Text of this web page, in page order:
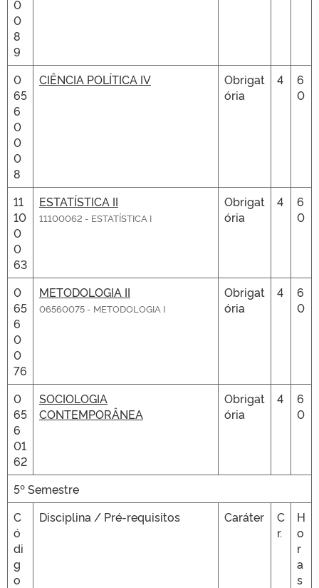
0
0
8
9
0
65
6
0
0
0
8
CIÊNCIA POLÍTICA IV
Obrigat
ória
4
6
0
11
10
0
0
63
ESTATÍSTICA II
11100062 - ESTATÍSTICA I
Obrigat
ória
4
6
0
0
65
6
0
0
76
METODOLOGIA II
06560075 - METODOLOGIA I
Obrigat
ória
4
6
0
0
65
6
01
62
SOCIOLOGIA
CONTEMPORÂNEA
Obrigat
ória
4
6
0
5º Semestre
C
ó
di
g
o
Disciplina / Pré-requisitos Caráter
C
r.
H
o
r
a
s